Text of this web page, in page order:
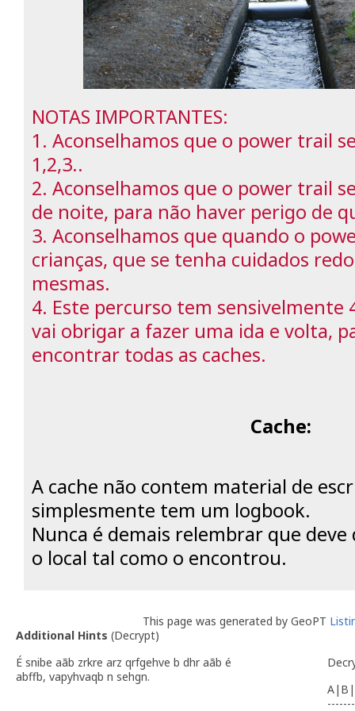
NOTAS IMPORTANTES:
1. Aconselhamos que o power trail
1,2,3..
2. Aconselhamos que o power trail
de noite, para não haver perigo de
3. Aconselhamos que quando o
crianças, que se tenha cuidados
mesmas.
4. Este percurso tem sensivelmente
vai obrigar a fazer uma ida e volta,
encontrar todas as caches.
Cache:
A cache não contem material de
simplesmente tem um logbook.
Nunca é demais relembrar que
o local tal como o encontrou.
This page was generated by GeoPT
Additional Hints (Decrypt)
É snibe aãb zrkre arz qrfgehve b dhr aãb é
abffb, vapyhvaqb n sehgn.